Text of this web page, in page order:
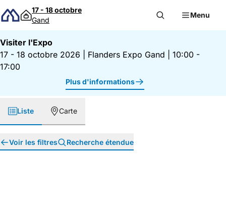
Passer au contenu
17 - 18 octobre
Gand
Menu
Visiter l'Expo
17 - 18 octobre 2026
Flanders Expo Gand
10:00 -
17:00
Plus d'informations
Liste Carte
Voir les filtres Recherche étendue